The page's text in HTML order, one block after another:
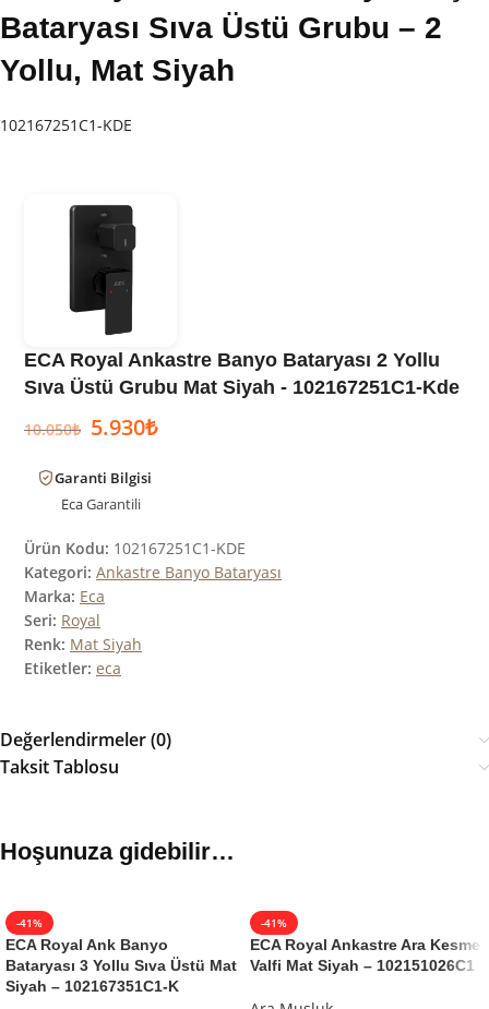
Bataryası Sıva Üstü Grubu – 2
Yollu, Mat Siyah
102167251C1-KDE
ECA Royal Ankastre Banyo Bataryası 2 Yollu
Sıva Üstü Grubu Mat Siyah - 102167251C1-Kde
10.050₺ 5.930₺
Garanti Bilgisi
EcaGarantili
Ürün Kodu: 102167251C1-KDE
Kategori: Ankastre Banyo Bataryası
Marka: Eca
Seri: Royal
Renk: Mat Siyah
Etiketler: eca
Değerlendirmeler (0)
Taksit Tablosu
Hoşunuza gidebilir…
-41%
ECA Royal Ank Banyo
Bataryası 3 Yollu Sıva Üstü Mat
Siyah – 102167351C1-K
-41%
ECA Royal Ankastre Ara Kesme
Valfi Mat Siyah – 102151026C1